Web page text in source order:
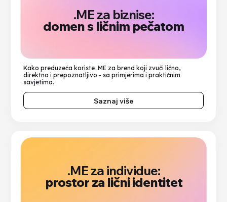
.ME za biznise:
domen s ličnim pečatom
Kako preduzeća koriste .ME za brend koji zvuči lično,
direktno i prepoznatljivo - sa primjerima i praktičnim
savjetima.
Saznaj više
.ME za individue:
prostor za lični identitet